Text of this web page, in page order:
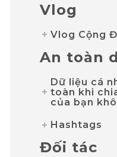
Vlog
Vlog Cộng
An toàn
Dữ liệu cá
toàn khi
của bạn
Hashtags
Đối tác